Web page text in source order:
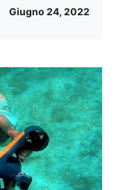
Giugno 24, 2022